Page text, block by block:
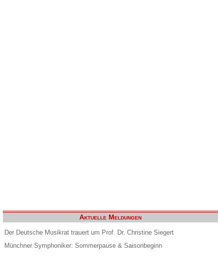
Aktuelle Meldungen
Der Deutsche Musikrat trauert um Prof. Dr. Christine Siegert
Münchner Symphoniker: Sommerpause & Saisonbeginn